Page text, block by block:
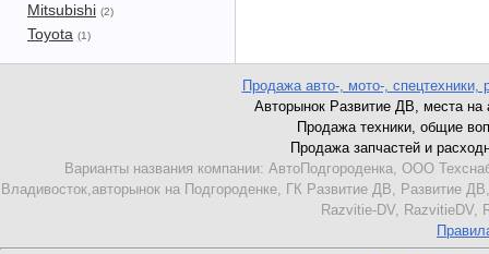
Mitsubishi (2)
Toyota (1)
Продажа авто-, мото-, спецтехники,
Авторынок Развитие ДВ, места на
Продажа техники, общие
Продажа запчастей и
Варианты названия компании: АвтоПодгороденка, ООО
Владивосток,авторынок на Подгороденке, ГК Развитие ДВ,
Razvitie-DV, RazvitieDV,